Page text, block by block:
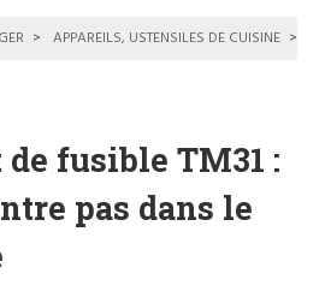
APPAREILS, USTENSILES DE CUISINE
fusible TM31 :
pas dans le